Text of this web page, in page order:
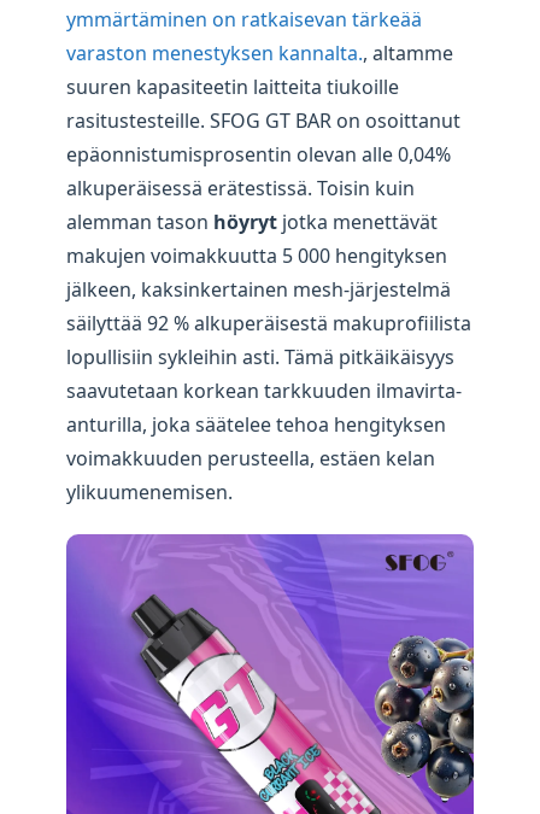
ymmärtäminen on ratkaisevan tärkeää
varaston menestyksen kannalta., altamme
suuren kapasiteetin laitteita tiukoille
rasitustesteille. SFOG GT BAR on osoittanut
epäonnistumisprosentin olevan alle 0,04%
alkuperäisessä erätestissä. Toisin kuin
alemman tason höyryt jotka menettävät
makujen voimakkuutta 5 000 hengityksen
jälkeen, kaksinkertainen mesh-järjestelmä
säilyttää 92 % alkuperäisestä makuprofiilista
lopullisiin sykleihin asti. Tämä pitkäikäisyys
saavutetaan korkean tarkkuuden ilmavirta-
anturilla, joka säätelee tehoa hengityksen
voimakkuuden perusteella, estäen kelan
ylikuumenemisen.